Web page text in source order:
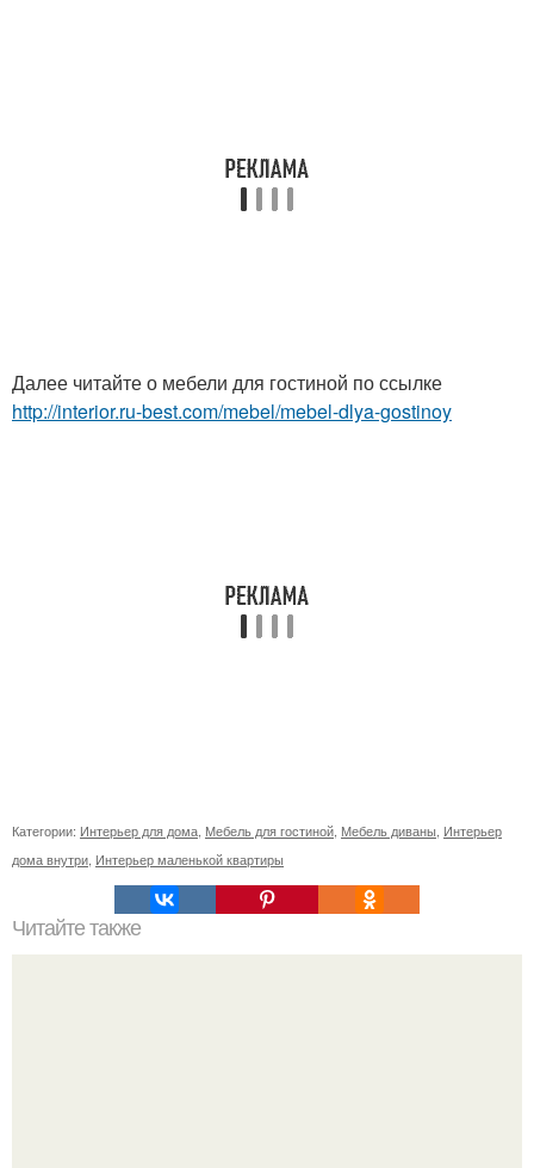
Далее читайте о мебели для гостиной по ссылке
http://interior.ru-best.com/mebel/mebel-dlya-gostinoy
Категории: Интерьер для дома Мебель для гостиной Мебель диваны Интерьер
дома внутри Интерьер маленькой квартиры
Читайте также